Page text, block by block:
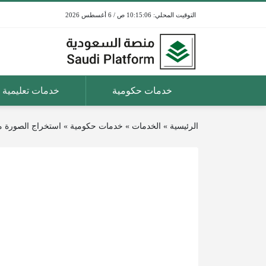
10:15:06 ص / 6 أغسطس 2026
خدمات حكومية خدمات تعليمية
الرئيسية » الخدمات » خدمات حكومية » استخراج الصورة